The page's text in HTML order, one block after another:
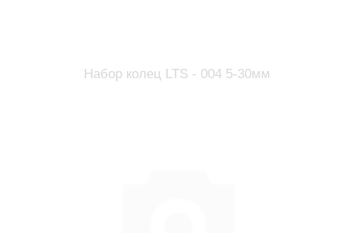
Набор колец LTS - 004 5-30мм